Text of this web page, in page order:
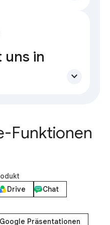
uns in
expand_more
Funktionen
Drive
Chat
Präsentationen